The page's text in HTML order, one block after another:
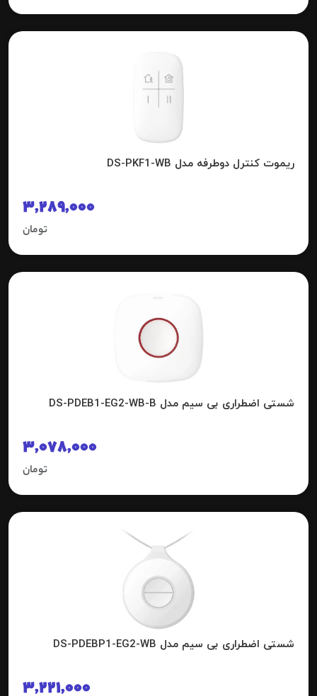
ریموت کنترل دوطرفه مدل DS-PKF1-WB
3,289,000
تومان
شستی اضطراری بی سیم مدل DS-PDEB1-EG2-WB-B
3,078,000
تومان
شستی اضطراری بی سیم مدل DS-PDEBP1-EG2-WB
3,221,000